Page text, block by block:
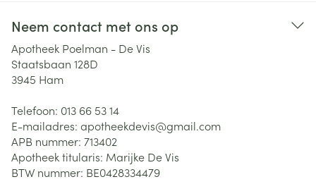
Neem contact met ons op
Apotheek Poelman - De Vis
Staatsbaan 128D
3945 Ham
Telefoon: 013 66 53 14
E-mailadres: apotheekdevis@gmail.com
APB nummer: 713402
Apotheek titularis: Marijke De Vis
BTW nummer: BE0428334479